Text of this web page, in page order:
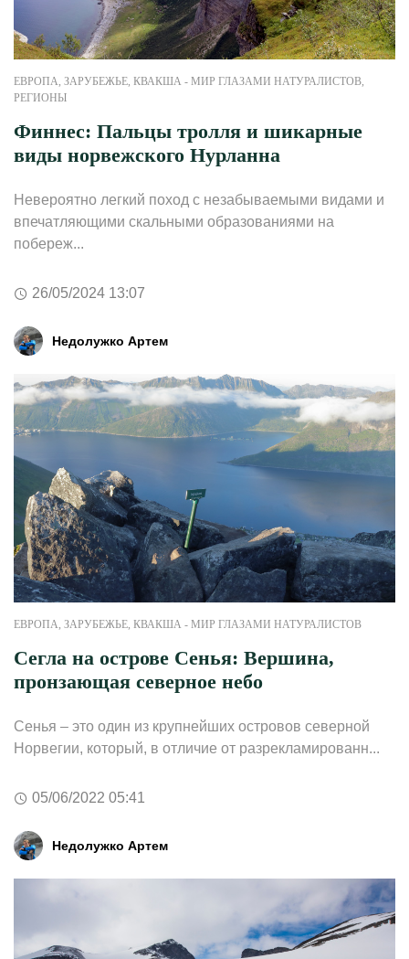
ЕВРОПА, ЗАРУБЕЖЬЕ, КВАКША - МИР ГЛАЗАМИ НАТУРАЛИСТОВ,
РЕГИОНЫ
Финнес: Пальцы тролля и шикарные
виды норвежского Нурланна
Невероятно легкий поход с незабываемыми видами и
впечатляющими скальными образованиями на
побереж...
26/05/2024 13:07
Недолужко Артем
ЕВРОПА, ЗАРУБЕЖЬЕ, КВАКША - МИР ГЛАЗАМИ НАТУРАЛИСТОВ
Сегла на острове Сенья: Вершина,
пронзающая северное небо
Сенья – это один из крупнейших островов северной
Норвегии, который, в отличие от разрекламированн...
05/06/2022 05:41
Недолужко Артем